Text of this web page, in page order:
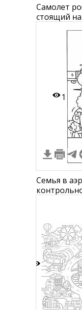
Самолет
стоящий
и
1
Семья в